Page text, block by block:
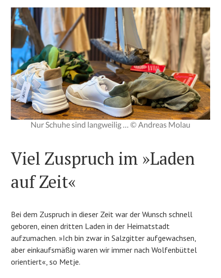
Nur Schuhe sind langweilig … © Andreas Molau
Viel Zuspruch im »Laden
auf Zeit«
Bei dem Zuspruch in dieser Zeit war der Wunsch schnell
geboren, einen dritten Laden in der Heimatstadt
aufzumachen. »Ich bin zwar in Salzgitter aufgewachsen,
aber einkaufsmäßig waren wir immer nach Wolfenbüttel
orientiert«, so Metje.